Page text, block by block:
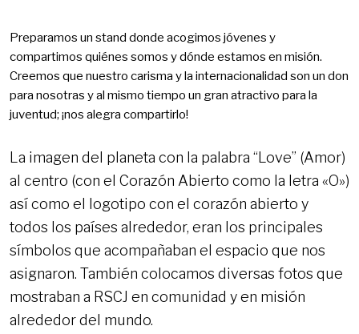
Preparamos un stand donde acogimos jóvenes y
compartimos quiénes somos y dónde estamos en misión.
Creemos que nuestro carisma y la internacionalidad son un don
para nosotras y al mismo tiempo un gran atractivo para la
juventud; ¡nos alegra compartirlo!
La imagen del planeta con la palabra “Love” (Amor)
al centro (con el Corazón Abierto como la letra «O»)
así como el logotipo con el corazón abierto y
todos los países alrededor, eran los principales
símbolos que acompañaban el espacio que nos
asignaron. También colocamos diversas fotos que
mostraban a RSCJ en comunidad y en misión
alrededor del mundo.